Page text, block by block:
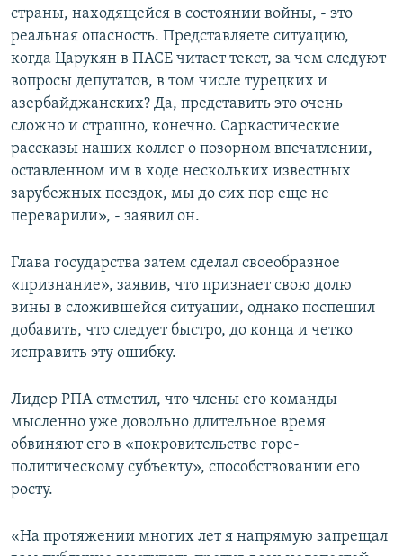
страны, находящейся в состоянии войны, - это
реальная опасность. Представляете ситуацию,
когда Царукян в ПАСЕ читает текст, за чем следуют
вопросы депутатов, в том числе турецких и
азербайджанских? Да, представить это очень
сложно и страшно, конечно. Саркастические
рассказы наших коллег о позорном впечатлении,
оставленном им в ходе нескольких известных
зарубежных поездок, мы до сих пор еще не
переварили», - заявил он.
Глава государства затем сделал своеобразное
«признание», заявив, что признает свою долю
вины в сложившейся ситуации, однако поспешил
добавить, что следует быстро, до конца и четко
исправить эту ошибку.
Лидер РПА отметил, что члены его команды
мысленно уже довольно длительное время
обвиняют его в «покровительстве горе-
политическому субъекту», способствовании его
росту.
«На протяжении многих лет я напрямую запрещал